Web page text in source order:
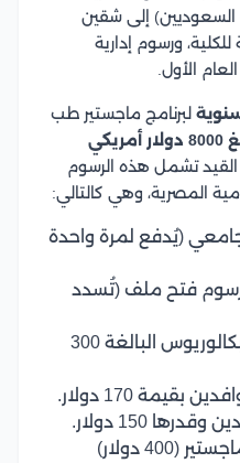
السعوديين) إلى شقين
ورسوم إدارية
الأول.
لبرنامج ماجستير طب
القيد تشمل هذه الرسوم
المصرية، وهي كالتالي:
الجامعي (يُدفع لمرة واحدة
170 دولار رسوم فتح ملف (تُسدد
رسوم معادلة شهادة البكالوريوس البالغة 300
170 دولار.
150 دولار.
رسوم معادلة شهادة الماجستير (400 دولار)